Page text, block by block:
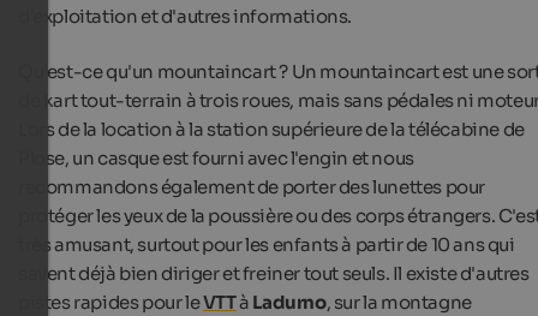
d'exploitation et d'autres informations.
Qu'est-ce qu'un mountaincart ? Un mountaincart est une
de kart tout-terrain à trois roues, mais sans pédales ni
Lors de la location à la station supérieure de la télécabine de
Plose, un casque est fourni avec l'engin et nous
recommandons également de porter des lunettes pour
protéger les yeux de la poussière ou des corps étrangers.
très amusant, surtout pour les enfants à partir de 10 ans qui
savent déjà bien diriger et freiner tout seuls. Il existe d'autres
pistes rapides pour leVTTà Ladurno, sur la montagne